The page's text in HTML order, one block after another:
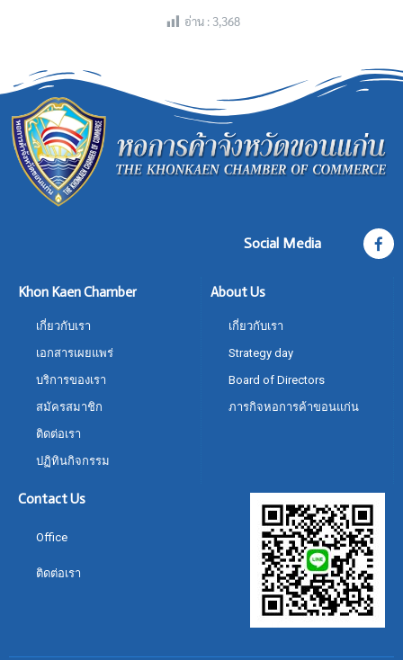
อ่าน : 3,368
Social Media
Khon Kaen Chamber
เกี่ยวกับเรา
เอกสารเผยแพร่
บริการของเรา
สมัครสมาชิก
ติดต่อเรา
ปฏิทินกิจกรรม
About Us
เกี่ยวกับเรา
Strategy day
Board of Directors
ภารกิจหอการค้าขอนแก่น
Contact Us
Office
ติดต่อเรา